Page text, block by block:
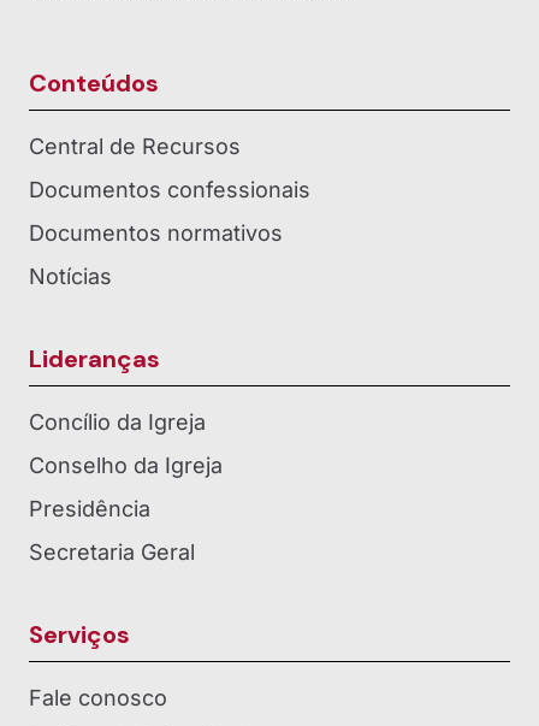
Conteúdos
Central de Recursos
Documentos confessionais
Documentos normativos
Notícias
Lideranças
Concílio da Igreja
Conselho da Igreja
Presidência
Secretaria Geral
Serviços
Fale conosco